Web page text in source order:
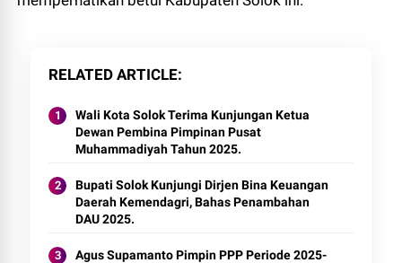
RELATED ARTICLE
Wali Kota Solok Terima Kunjungan Ketua
Dewan Pembina Pimpinan Pusat
Muhammadiyah Tahun 2025.
Bupati Solok Kunjungi Dirjen Bina Keuangan
Daerah Kemendagri, Bahas Penambahan
DAU 2025.
Agus Supamanto Pimpin PPP Periode 2025-